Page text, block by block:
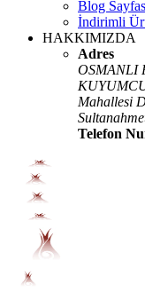
Blog
İndirimli
HAKKIMIZDA
Adres
OSMANLI
Mahallesi
Telefon